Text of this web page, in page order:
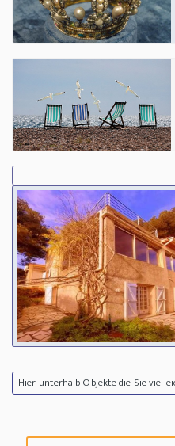
Hier unterhalb Objekte die Sie